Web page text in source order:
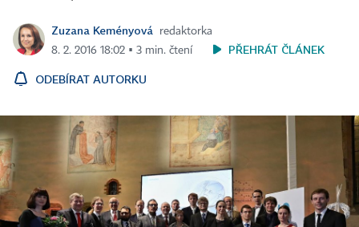
Zuzana Keményová
redaktorka
8. 2. 2016 18:02 ▪ 3 min. čtení
PŘEHRÁT ČLÁNEK
ODEBÍRAT AUTORKU